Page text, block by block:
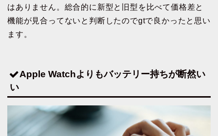
はありません。総合的に新型と旧型を比べて価格差と
機能が見合ってないと判断したのでgtで良かったと思い
ます。
Apple Watchよりもバッテリー持ちが断然い
い